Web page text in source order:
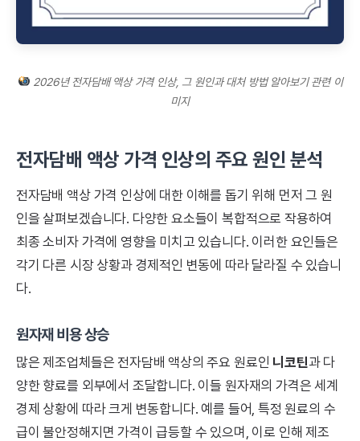
2026년 전자담배 액상 가격 인상, 그 원인과 대처 방법 알아보기 관련 이
미지
전자담배 액상 가격 인상의 주요 원인 분석
전자담배 액상 가격 인상에 대한 이해를 돕기 위해 먼저 그 원
인을 살펴보겠습니다. 다양한 요소들이 복합적으로 작용하여
최종 소비자 가격에 영향을 미치고 있습니다. 이러한 요인들은
각기 다른 시장 상황과 경제적인 변동에 따라 달라질 수 있습니
다.
원자재 비용 상승
많은 제조업체들은 전자담배 액상의 주요 원료인 니코틴과 다
양한 향료를 외부에서 조달합니다. 이들 원자재의 가격은 세계
경제 상황에 따라 크게 변동합니다. 예를 들어, 특정 원료의 수
급이 불안정해지면 가격이 급등할 수 있으며, 이로 인해 제조